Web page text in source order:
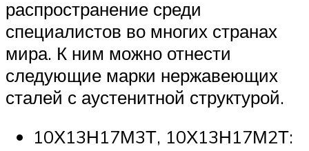
распространение среди
специалистов во многих странах
мира. К ним можно отнести
следующие марки нержавеющих
сталей с аустенитной структурой.
10Х13Н17М3Т, 10Х13Н17М2Т: